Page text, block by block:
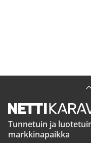
Tunnetuin ja
markkinapaikka